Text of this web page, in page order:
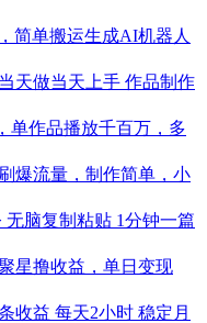
简单搬运生成AI机器人
天做当天上手 作品制作
单作品播放千百万，多
爆流量，制作简单，小
脑复制粘贴 1分钟一篇
星撸收益，单日变现
收益 每天2小时 稳定月